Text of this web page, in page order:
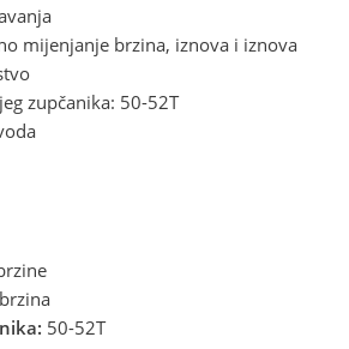
mijenjanje brzina, iznova i iznova
zupčanika: 50-52T
50-52T